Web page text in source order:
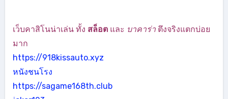
เว็บคาสิโนน่าเล่น ทั้ง สล็อตและ บาคาร่าตึงจริงแตกบ่อย
มาก
https://918kissauto.xyz
หนังชนโรง
https://sagame168th.club